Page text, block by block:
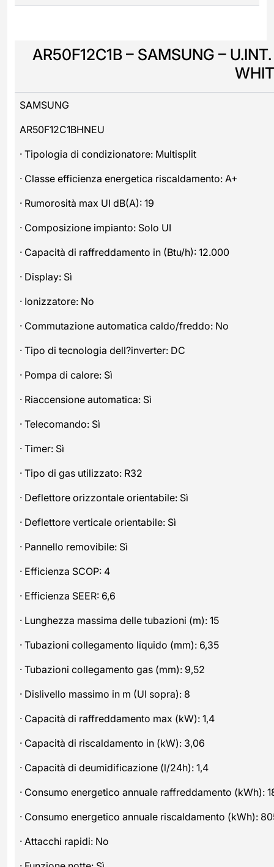
AR50F12C1B – SAMSUNG –
SAMSUNG
AR50F12C1BHNEU
· Tipologia di condizionatore: Multisplit
· Classe efficienza energetica riscaldamento: A+
· Rumorosità max UI dB(A): 19
· Composizione impianto: Solo UI
· Capacità di raffreddamento in (Btu/h): 12.000
· Display: Sì
· Ionizzatore: No
· Commutazione automatica caldo/freddo: No
· Tipo di tecnologia dell?inverter: DC
· Pompa di calore: Sì
· Riaccensione automatica: Sì
· Telecomando: Sì
· Timer: Sì
· Tipo di gas utilizzato: R32
· Deflettore orizzontale orientabile: Sì
· Deflettore verticale orientabile: Sì
· Pannello removibile: Sì
· Efficienza SCOP: 4
· Efficienza SEER: 6,6
· Lunghezza massima delle tubazioni (m): 15
· Tubazioni collegamento liquido (mm): 6,35
· Tubazioni collegamento gas (mm): 9,52
· Dislivello massimo in m (UI sopra): 8
· Capacità di raffreddamento max (kW): 1,4
· Capacità di riscaldamento in (kW): 3,06
· Capacità di deumidificazione (l/24h): 1,4
· Consumo energetico annuale raffreddamento (kWh):
· Consumo energetico annuale riscaldamento (kWh):
· Attacchi rapidi: No